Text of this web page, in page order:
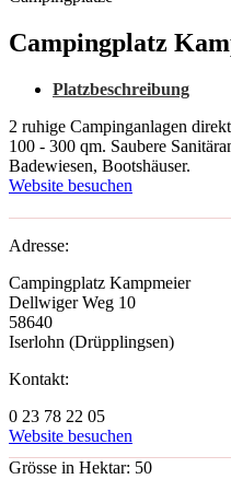
Campingplatz
Platzbeschreibung
2 ruhige Campinganlagen
100 - 300 qm. Saubere
Badewiesen, Bootshäuser.
Website besuchen
Adresse:
Campingplatz Kampmeier
Dellwiger Weg 10
58640
Iserlohn (Drüpplingsen)
Kontakt:
0 23 78 22 05
Website besuchen
Grösse in Hektar: 50